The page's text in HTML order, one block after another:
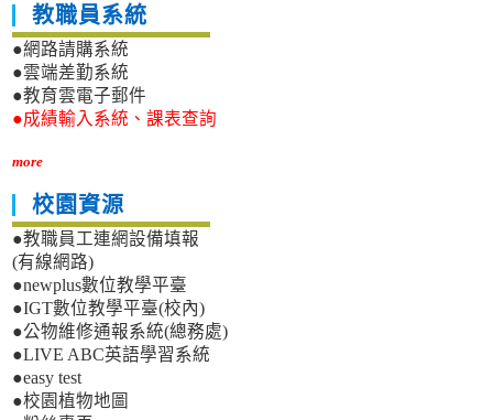
教職員系統
●網路請購系統
●雲端差勤系統
●教育雲電子郵件
●成績輸入系統、課表查詢
more
校園資源
●教職員工連網設備填報
(有線網路)
●newplus數位教學平臺
●IGT數位教學平臺(校內)
●公物維修通報系統(總務處)
●LIVE ABC英語學習系統
●easy test
●校園植物地圖